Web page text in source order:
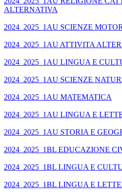
ALTERNATIVA
2024_2025_1AU SCIENZE
2024_2025_1AU ATTIVITA
2024_2025_1AU LINGUA E
2024_2025_1AU SCIENZE
2024_2025_1AU MATEMATICA
2024_2025_1AU LINGUA E
2024_2025_1AU STORIA E
2024_2025_1BL EDUCAZIONE
2024_2025_1BL LINGUA E
2024_2025_1BL LINGUA E